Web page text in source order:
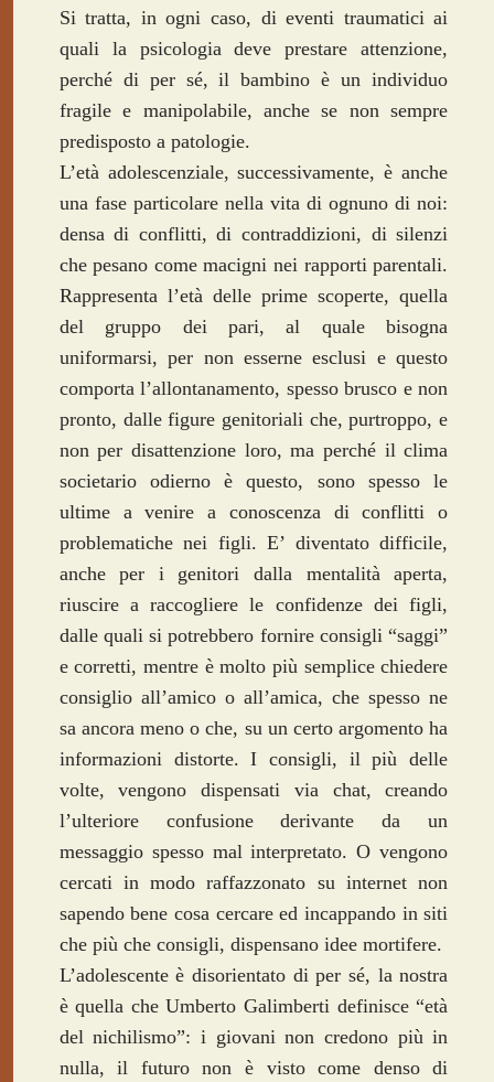
Si tratta, in ogni caso, di eventi traumatici ai
quali la psicologia deve prestare attenzione,
perché di per sé, il bambino è un individuo
fragile e manipolabile, anche se non sempre
predisposto a patologie.
L’età adolescenziale, successivamente, è anche
una fase particolare nella vita di ognuno di noi:
densa di conflitti, di contraddizioni, di silenzi
che pesano come macigni nei rapporti parentali.
Rappresenta l’età delle prime scoperte, quella
del gruppo dei pari, al quale bisogna
uniformarsi, per non esserne esclusi e questo
comporta l’allontanamento, spesso brusco e non
pronto, dalle figure genitoriali che, purtroppo, e
non per disattenzione loro, ma perché il clima
societario odierno è questo, sono spesso le
ultime a venire a conoscenza di conflitti o
problematiche nei figli. E’ diventato difficile,
anche per i genitori dalla mentalità aperta,
riuscire a raccogliere le confidenze dei figli,
dalle quali si potrebbero fornire consigli “saggi”
e corretti, mentre è molto più semplice chiedere
consiglio all’amico o all’amica, che spesso ne
sa ancora meno o che, su un certo argomento ha
informazioni distorte. I consigli, il più delle
volte, vengono dispensati via chat, creando
l’ulteriore confusione derivante da un
messaggio spesso mal interpretato. O vengono
cercati in modo raffazzonato su internet non
sapendo bene cosa cercare ed incappando in siti
che più che consigli, dispensano idee mortifere.
L’adolescente è disorientato di per sé, la nostra
è quella che Umberto Galimberti definisce “età
del nichilismo”: i giovani non credono più in
nulla, il futuro non è visto come denso di